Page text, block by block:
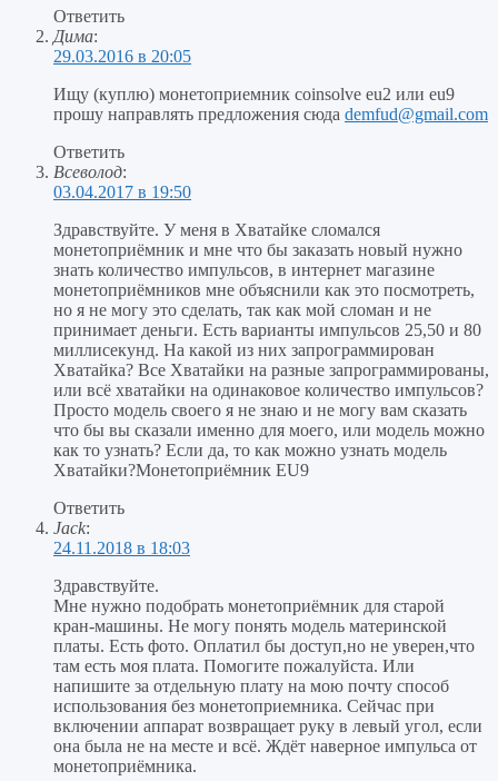
Ответить
Дима:
29.03.2016 в 20:05
Ищу (куплю) монетоприемник coinsolve eu2 или eu9
прошу направлять предложения сюда demfud@gmail.com
Ответить
Всеволод:
03.04.2017 в 19:50
Здравствуйте. У меня в Хватайке сломался
монетоприёмник и мне что бы заказать новый нужно
знать количество импульсов, в интернет магазине
монетоприёмников мне объяснили как это посмотреть,
но я не могу это сделать, так как мой сломан и не
принимает деньги. Есть варианты импульсов 25,50 и 80
миллисекунд. На какой из них запрограммирован
Хватайка? Все Хватайки на разные запрограммированы,
или всё хватайки на одинаковое количество импульсов?
Просто модель своего я не знаю и не могу вам сказать
что бы вы сказали именно для моего, или модель можно
как то узнать? Если да, то как можно узнать модель
Хватайки?Монетоприёмник EU9
Ответить
Jack:
24.11.2018 в 18:03
Здравствуйте.
Мне нужно подобрать монетоприёмник для старой
кран-машины. Не могу понять модель материнской
платы. Есть фото. Оплатил бы доступ,но не уверен,что
там есть моя плата. Помогите пожалуйста. Или
напишите за отдельную плату на мою почту способ
использования без монетоприемника. Сейчас при
включении аппарат возвращает руку в левый угол, если
она была не на месте и всё. Ждёт наверное импульса от
монетоприёмника.